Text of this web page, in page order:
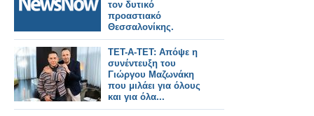
τον δυτικό
προαστιακό
Θεσσαλονίκης.
ΤΕΤ-Α-ΤΕΤ: Απόψε η
συνέντευξη του
Γιώργου Μαζωνάκη
που μιλάει για όλους
και για όλα...